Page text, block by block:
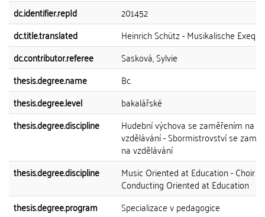
dc.identifier.repId
201452
dc.title.translated
Heinrich Schütz - Musikalische
dc.contributor.referee
Sasková, Sylvie
thesis.degree.name
Bc.
thesis.degree.level
bakalářské
thesis.degree.discipline
Hudební výchova se zaměřením na
vzdělávání - Sbormistrovství se
na vzdělávání
thesis.degree.discipline
Music Oriented at Education - Choir
Conducting Oriented at Education
thesis.degree.program
Specializace v pedagogice